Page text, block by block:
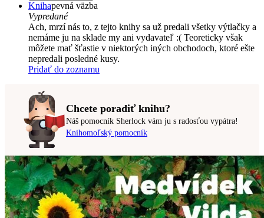
Knihapevná väzba
Vypredané
Ach, mrzí nás to, z tejto knihy sa už predali všetky výtlačky a
nemáme ju na sklade my ani vydavateľ :( Teoreticky však
môžete mať šťastie v niektorých iných obchodoch, ktoré ešte
nepredali posledné kusy.
Pridať do zoznamu
Chcete poradiť knihu?
Náš pomocník Sherlock vám ju s radosťou vypátra!
Knihomoľský pomocník